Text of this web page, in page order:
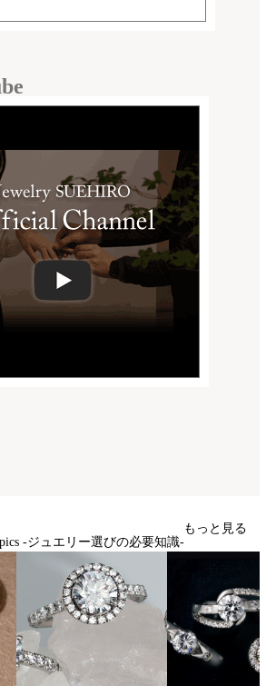
-ジュエリー選びの必要知識-
もっと見る